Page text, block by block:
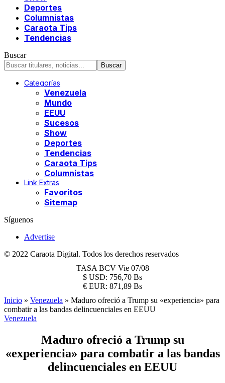
Deportes
Columnistas
Caraota Tips
Tendencias
Buscar
Categorías
Venezuela
Mundo
EEUU
Sucesos
Show
Deportes
Tendencias
Caraota Tips
Columnistas
Link Extras
Favoritos
Sitemap
Síguenos
Advertise
© 2022 Caraota Digital. Todos los derechos reservados
TASA BCV Vie 07/08
$ USD: 756,70 Bs
€ EUR: 871,89 Bs
Inicio » Venezuela » Maduro ofreció a Trump su «experiencia» para
combatir a las bandas delincuenciales en EEUU
Venezuela
Maduro ofreció a Trump su
«experiencia» para combatir a las bandas
delincuenciales en EEUU